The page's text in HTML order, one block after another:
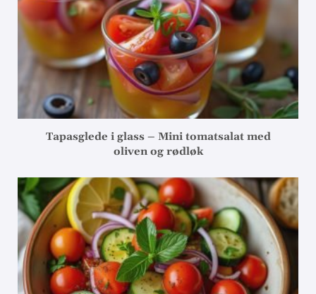
Tapasglede i glass – Mini tomatsalat med
oliven og rødløk